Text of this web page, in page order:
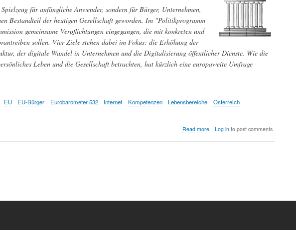
für anfängliche Anwender, sondern für Bürger, Unternehmen,
Bestandteil der heutigen Gesellschaft geworden. Im "Politikprogramm
gemeinsame Verpflichtungen eingegangen, die mit konkreten und
sollen. Vier Ziele stehen dabei im Fokus: die Erhöhung der
der digitale Wandel in Unternehmen und die Digitalisierung öffentlicher Dienste. Wie die
Leben und die Gesellschaft betrachten, hat kürzlich eine europaweite Umfrage
EU EU-Bürger Eurobarometer 532 Internet Kompetenzen Lebensbereiche
Österreich
Read moreabout
Log into post comments